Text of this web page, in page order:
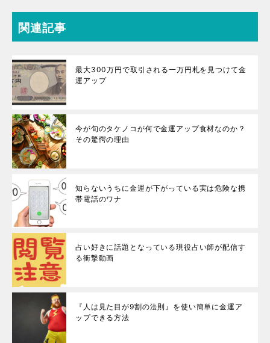
関連記事
最大300万円で取引される一万円札を見つけて金
運アップ
今が旬のタケノコが何で金運アップ食材なのか？
その驚愕の理由
知らないうちに金運が下がっている実は危険な携
帯電話のワナ
占い好きに話題となっている現役占い師が配信す
る衝撃動画
『人は見た目が9割の法則』を使い簡単に金運ア
ップできる方法